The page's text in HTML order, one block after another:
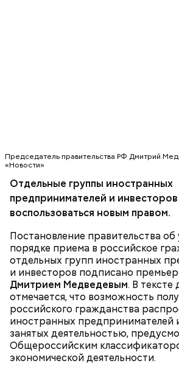
Председатель правительства РФ Дмитрий
«Новости»
Отдельные группы иностранных
предпринимателей и инвесторов
воспользоваться новым правом.
Постановление правительства
порядке приема в российское
отдельных групп иностранных
и инвесторов подписано
Дмитрием Медведевым. В тексте
отмечается, что возможность
российского гражданства
иностранных предпринимателей
занятых деятельностью,
Общероссийским
экономической деятельности.
За свою земную жизнь он
добрых дел во славу Божию.
2-3 картофелины,
1 некрупное яблоко,
Очищенный сырой салатный
нашинковать соломкой. Яблоки
кожицы и семян, нарезать
нарезать вареный картофель.
перемешать, полить салатной
в салатник горкой и украсить
ломтиками яблок.